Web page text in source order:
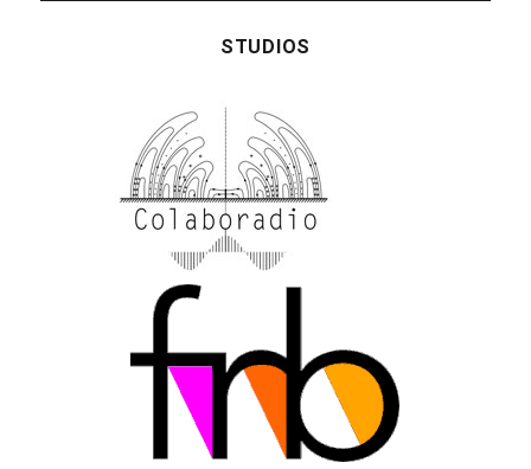
STUDIOS